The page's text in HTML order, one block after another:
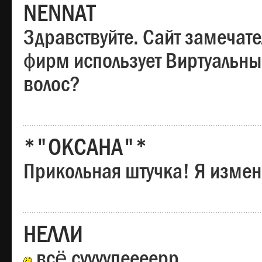
NENNAT
Здравствуйте. Сайт
фирм использует
волос?
*"ОКСАНА"*
Прикольная штучка! Я
НЕЛЛИ